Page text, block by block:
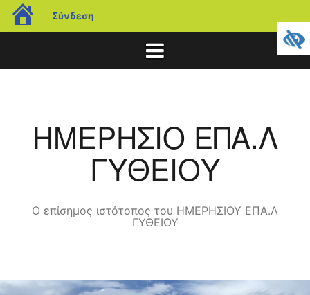
blogs.sch.gr
Σύνδεση
περιεχόμενο
ΗΜΕΡΗΣΙΟ ΕΠΑ.Λ
ΓΥΘΕΙΟΥ
Ο επίσημος ιστότοπος του ΗΜΕΡΗΣΙΟΥ ΕΠΑ.Λ
ΓΥΘΕΙΟΥ